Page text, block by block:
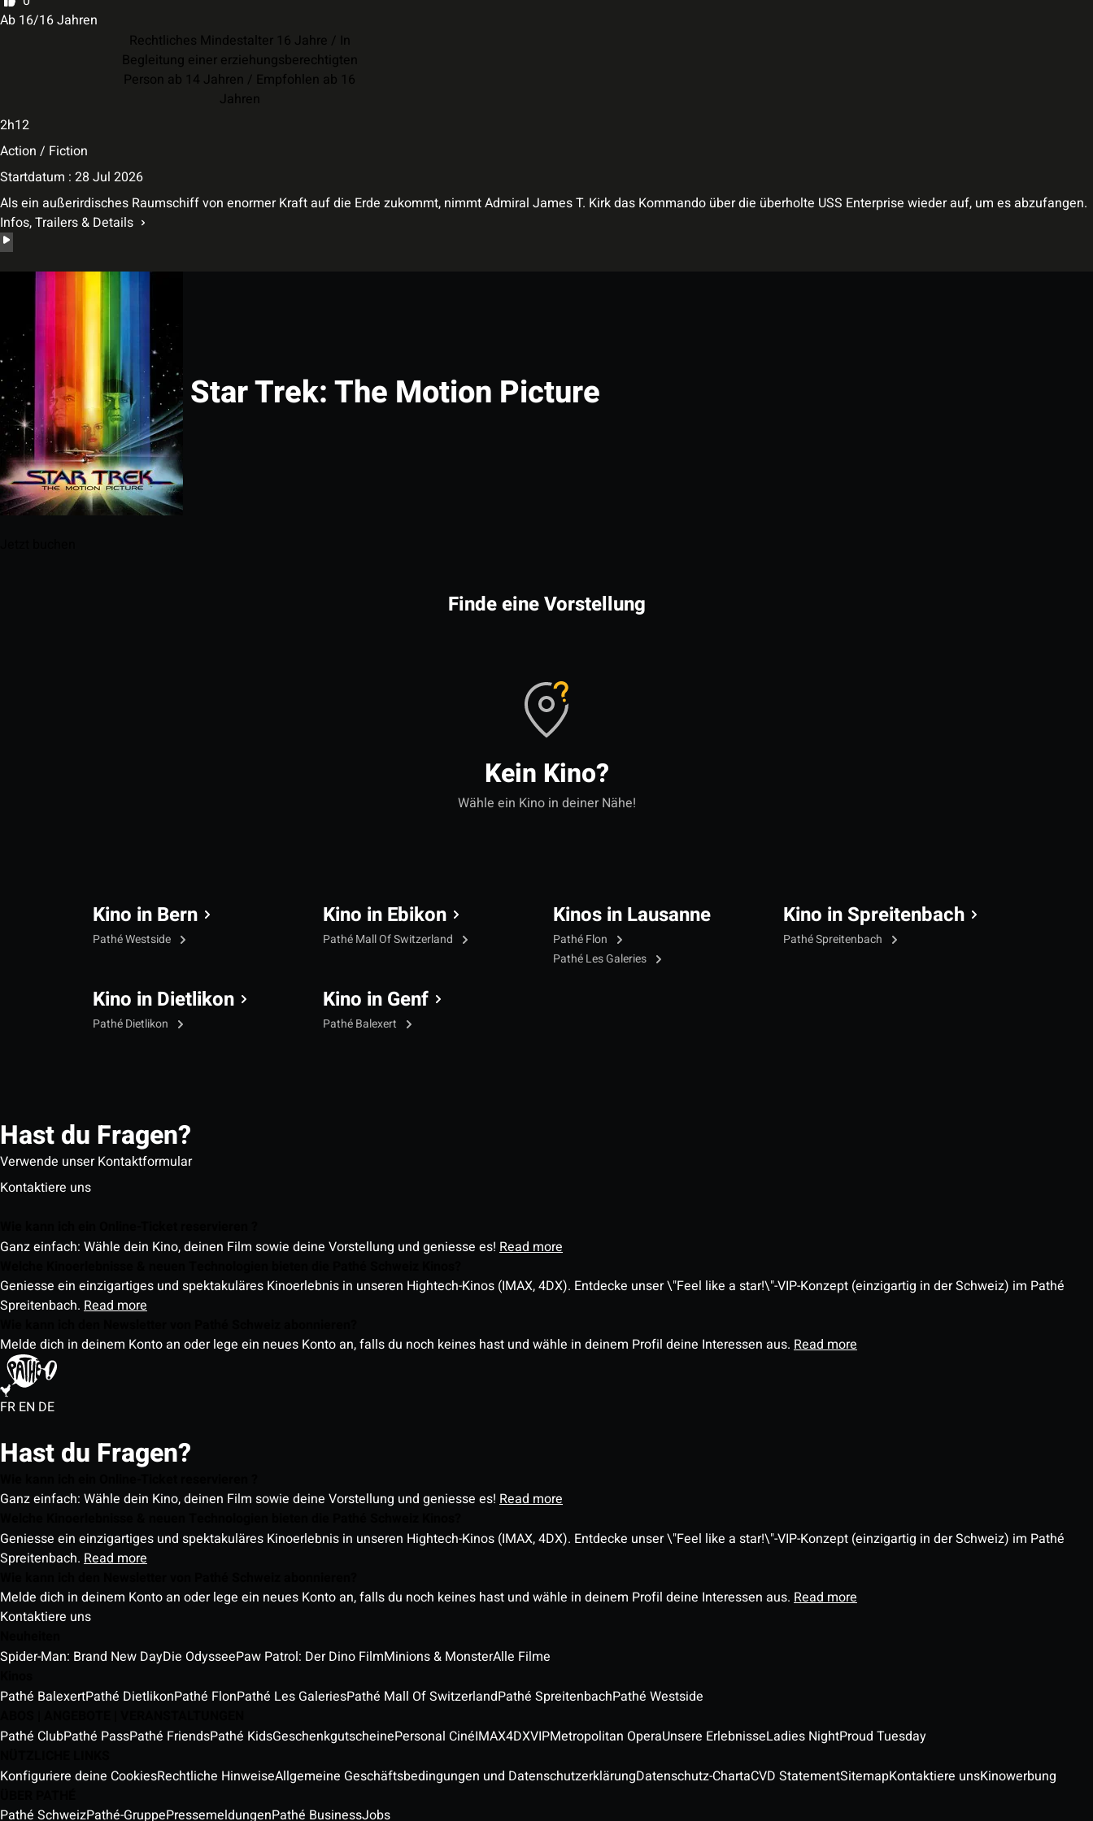
Ab 16/16 Jahren
Rechtliches Mindestalter 16 Jahre / In
Begleitung einer erziehungsberechtigten
Person ab 14 Jahren / Empfohlen ab 16
Jahren
2h12
Action / Fiction
Startdatum : 28 Jul 2026
Als ein außerirdisches Raumschiff von enormer Kraft auf die Erde zukommt, nimmt Admiral James T. Kirk das Kommando über die überholte USS Enterprise wieder auf, um es abzufangen.
Infos, Trailers & Details
Star Trek: The Motion Picture
Finde eine Vorstellung
Kein Kino?
Wähle ein Kino in deiner Nähe!
Kino in Bern
Pathé Westside
Kino in Dietlikon
Pathé Dietlikon
Kino in Ebikon
Pathé Mall Of Switzerland
Kino in Genf
Pathé Balexert
Kinos in Lausanne
Pathé Flon
Pathé Les Galeries
Kino in Spreitenbach
Pathé Spreitenbach
Hast du Fragen?
Verwende unser Kontaktformular
Kontaktiere uns
Ganz einfach: Wähle dein Kino, deinen Film sowie deine Vorstellung und geniesse es! Read more
Geniesse ein einzigartiges und spektakuläres Kinoerlebnis in unseren Hightech-Kinos (IMAX, 4DX). Entdecke unser \"Feel like a star!\"-VIP-Konzept (einzigartig in der Schweiz) im Pathé
Spreitenbach. Read more
Melde dich in deinem Konto an oder lege ein neues Konto an, falls du noch keines hast und wähle in deinem Profil deine Interessen aus. Read more
FR EN DE
Hast du Fragen?
Ganz einfach: Wähle dein Kino, deinen Film sowie deine Vorstellung und geniesse es! Read more
Geniesse ein einzigartiges und spektakuläres Kinoerlebnis in unseren Hightech-Kinos (IMAX, 4DX). Entdecke unser \"Feel like a star!\"-VIP-Konzept (einzigartig in der Schweiz) im Pathé
Spreitenbach. Read more
Melde dich in deinem Konto an oder lege ein neues Konto an, falls du noch keines hast und wähle in deinem Profil deine Interessen aus. Read more
Kontaktiere uns
Spider-Man: Brand New DayDie OdysseePaw Patrol: Der Dino FilmMinions & MonsterAlle Filme
Pathé BalexertPathé DietlikonPathé FlonPathé Les GaleriesPathé Mall Of SwitzerlandPathé SpreitenbachPathé Westside
Pathé ClubPathé PassPathé FriendsPathé KidsGeschenkgutscheinePersonal CinéIMAX4DXVIPMetropolitan OperaUnsere ErlebnisseLadies NightProud Tuesday
Konfiguriere deine CookiesRechtliche HinweiseAllgemeine Geschäftsbedingungen und DatenschutzerklärungDatenschutz-ChartaCVD StatementSitemapKontaktiere unsKinowerbung
Pathé SchweizPathé-GruppePressemeldungenPathé BusinessJobs